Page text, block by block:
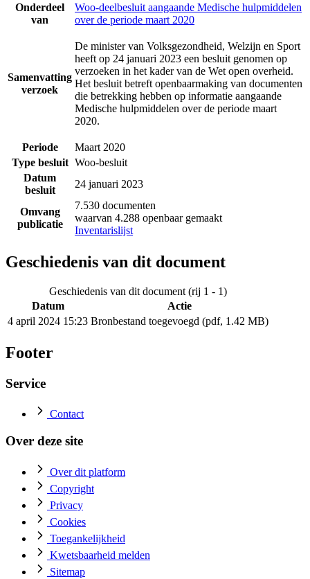
Onderdeel
van
Woo-deelbesluit aangaande Medische hulpmiddelen
over de periode maart 2020
Samenvatting
verzoek
De minister van Volksgezondheid, Welzijn en Sport
heeft op 24 januari 2023 een besluit genomen op
verzoeken in het kader van de Wet open overheid.
Het besluit betreft openbaarmaking van documenten
die betrekking hebben op informatie aangaande
Medische hulpmiddelen over de periode maart
2020.
Periode
Maart 2020
Type besluit Woo-besluit
Datum
besluit
24 januari 2023
Omvang
publicatie
7.530 documenten
waarvan 4.288 openbaar gemaakt
Inventarislijst
Geschiedenis van dit document
Geschiedenis van dit document (rij 1 - 1)
Datum
Actie
4 april 2024 15:23 Bronbestand toegevoegd (pdf, 1.42 MB)
Footer
Service
Contact
Over deze site
Over dit platform
Copyright
Privacy
Cookies
Toegankelijkheid
Kwetsbaarheid melden
Sitemap